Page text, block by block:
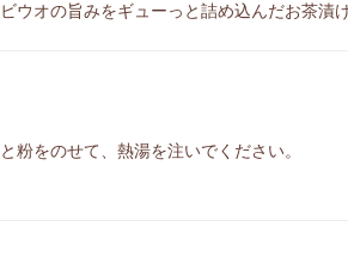
ウオの旨みをギューっと詰め込んだお茶漬
粉をのせて、熱湯を注いでください。